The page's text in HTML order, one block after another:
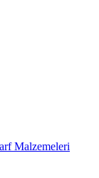
Malzemeleri